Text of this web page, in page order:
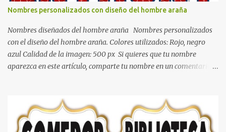
de calidez. Los colores terra son excelentes para usar en el
dormitorio nos brinda esa sensación de tranquilidad y confort. El
color gris es un color muy relajante y por lo tanto entra en la lista
de colo...
Nombres personalizados con diseño del hombre araña
Nombres diseñados del hombre araña Nombres personalizados
con el diseño del hombre araña. Colores utilizados: Rojo, negro
azul Calidad de la imagen: 500 px Si quieres que tu nombre
aparezca en este artículo, comparte tu nombre en un comentario y
decorar el dormitorio con pósters Cama con diseño de ring de
boxeo Ideas para decoraciones de fiestas infantiles Cosas bonitas
que se pueden hacer con gomas de coche